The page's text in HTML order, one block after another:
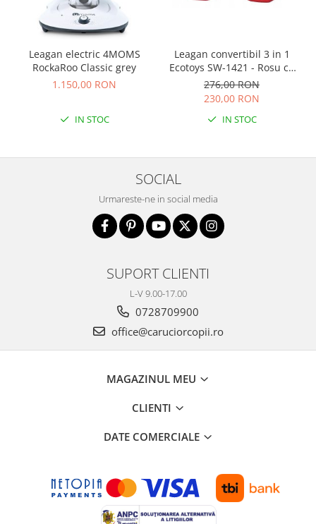
Leagan electric 4MOMS
RockaRoo Classic grey
1.150,00 RON
IN STOC
Leagan convertibil 3 in 1
Ecotoys SW-1421 - Rosu cu
Galben
276,00 RON
230,00 RON
IN STOC
SOCIAL
Urmareste-ne in social media
SUPORT CLIENTI
L-V 9.00-17.00
0728709900
office@caruciorcopii.ro
MAGAZINUL MEU
CLIENTI
DATE COMERCIALE